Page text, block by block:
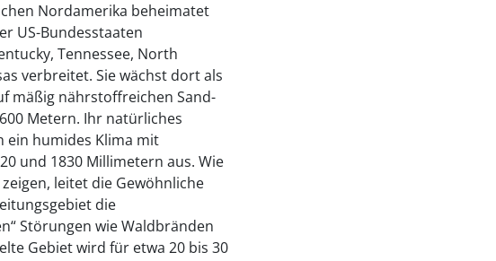
Nordamerika beheimatet
US-Bundesstaaten
Tennessee, North
verbreitet. Sie wächst dort als
mäßig nährstoffreichen Sand-
Metern. Ihr natürliches
ein humides Klima mit
und 1830 Millimetern aus. Wie
leitet die Gewöhnliche
die
Störungen wie Waldbränden
Gebiet wird für etwa 20 bis 30